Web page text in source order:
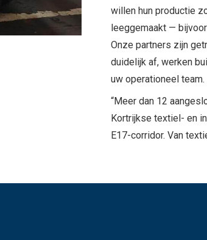
willen hun productie
leeggemaakt —
Onze partners zijn
duidelijk af, werken
uw operationeel team.
“Meer dan 12
Kortrijkse textiel- en
E17-corridor. Van